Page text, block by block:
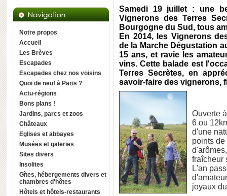
Notre propos
Accueil
Les Brèves
Escapades
Escapades chez nos voisins
Quoi de neuf à Paris ?
Actu-régions
Bons plans !
Jardins, parcs et zoos
Châteaux
Eglises et abbayes
Musées et galeries
Sites divers
Insolites
Gîtes, hébergements divers et
chambres d'hôtes
Hôtels et hôtels-restaurants
Samedi 19 juillet : une
Vignerons des Terres
Bourgogne du Sud, tous
En 2014, les Vignerons
de la Marche Dégustation
15 ans, et ravie les
vins. Cette balade est
Terres Secrètes, en
savoir-faire des vignerons,
Ouverte
6 ou
d'une
points
fraîcheur
L'an
joyaux